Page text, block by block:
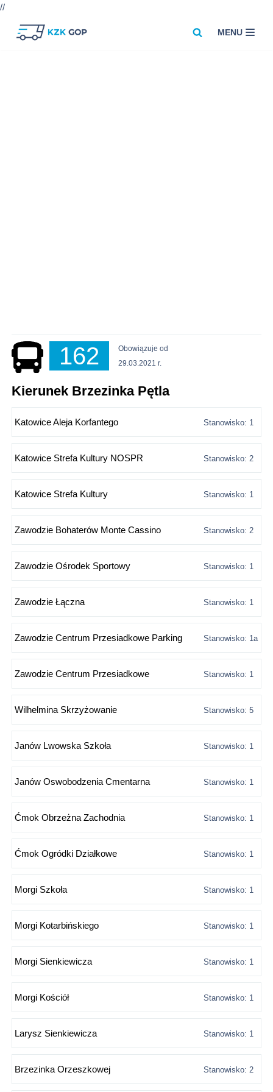
//
MENU
162
Obowiązuje od
29.03.2021 r.
Kierunek Brzezinka Pętla
Katowice Aleja Korfantego Stanowisko: 1
Katowice Strefa Kultury NOSPR Stanowisko: 2
Katowice Strefa Kultury Stanowisko: 1
Zawodzie Bohaterów Monte Cassino Stanowisko: 2
Zawodzie Ośrodek Sportowy Stanowisko: 1
Zawodzie Łączna Stanowisko: 1
Zawodzie Centrum Przesiadkowe Parking Stanowisko: 1a
Zawodzie Centrum Przesiadkowe Stanowisko: 1
Wilhelmina Skrzyżowanie Stanowisko: 5
Janów Lwowska Szkoła Stanowisko: 1
Janów Oswobodzenia Cmentarna Stanowisko: 1
Ćmok Obrzeżna Zachodnia Stanowisko: 1
Ćmok Ogródki Działkowe Stanowisko: 1
Morgi Szkoła Stanowisko: 1
Morgi Kotarbińskiego Stanowisko: 1
Morgi Sienkiewicza Stanowisko: 1
Morgi Kościół Stanowisko: 1
Larysz Sienkiewicza Stanowisko: 1
Brzezinka Orzeszkowej Stanowisko: 2